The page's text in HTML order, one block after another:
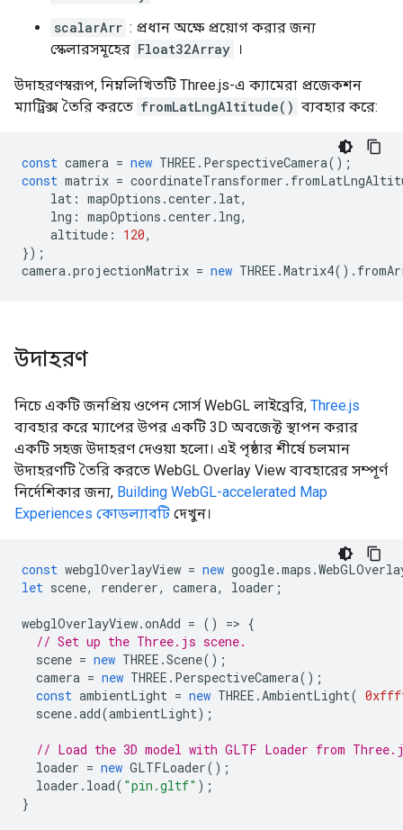
scalarArr : প্রধান অক্ষে প্রয়োগ করার জন্য
স্কেলারসমূহের Float32Array ।
উদাহরণস্বরূপ, নিম্নলিখিতটি Three.js-এ ক্যামেরা প্রজেকশন
ম্যাট্রিক্স তৈরি করতে fromLatLngAltitude() ব্যবহার করে:
const camera = new THREE . PerspectiveCamera();
const matrix = coordinateTransformer .
lat : mapOptions .center . lat,
lng : mapOptions .center . lng,
altitude : 120,
});
camera.projectionMatrix = new THREE .Matrix4().
উদাহরণ
নিচে একটি জনপ্রিয় ওপেন সোর্স WebGL লাইব্রেরি, Three.js
ব্যবহার করে ম্যাপের উপর একটি 3D অবজেক্ট স্থাপন করার
একটি সহজ উদাহরণ দেওয়া হলো। এই পৃষ্ঠার শীর্ষে চলমান
উদাহরণটি তৈরি করতে WebGL Overlay View ব্যবহারের সম্পূর্ণ
নির্দেশিকার জন্য, Building WebGL-accelerated Map
Experiences কোডল্যাবটি দেখুন।
const webglOverlayView = new google.maps .
let scene, renderer, camera, loader ;
webglOverlayView.onAdd = () => {
// Set up the Three.js scene.
scene = new THREE .Scene();
camera = new THREE . PerspectiveCamera();
const ambientLight = new THREE .AmbientLight(
scene.add(ambientLight);
// Load the 3D model with GLTF Loader from
loader = new GLTFLoader();
loader . load( "pin.gltf" );
}